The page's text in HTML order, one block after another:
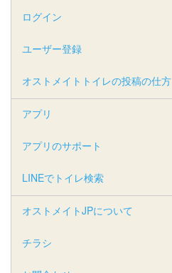
ログイン
ユーザー登録
オストメイトトイレの投稿の仕方
アプリ
アプリのサポート
LINEでトイレ検索
オストメイトJPについて
チラシ